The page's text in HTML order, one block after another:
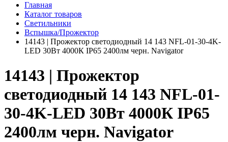
Главная
Каталог товаров
Светильники
Вспышка/Прожектор
14143 | Прожектор светодиодный 14 143 NFL-01-30-4K-
LED 30Вт 4000К IP65 2400лм черн. Navigator
14143 | Прожектор
светодиодный 14 143 NFL-01-
30-4K-LED 30Вт 4000К IP65
2400лм черн. Navigator